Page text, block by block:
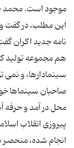
موجود است. محمد
این مطلب، در گفت
نامه جدید اکران
هم مجموعه تولید
سینمادارها، و نمی
صاحبان سینماها
محل در آمد و حرفه
پیروزی انقلاب
انجام شده، منحصر